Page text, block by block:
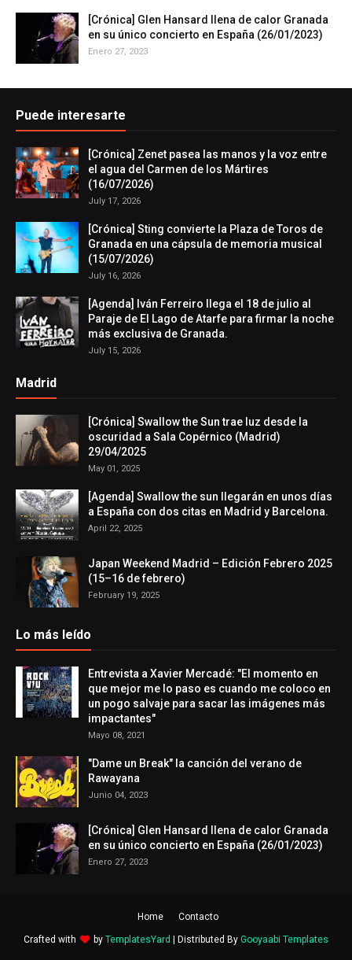
[Crónica] Glen Hansard llena de calor Granada
en su único concierto en España (26/01/2023)
Enero 27, 2023
Puede interesarte
[Crónica] Zenet pasea las manos y la voz entre
el agua del Carmen de los Mártires
(16/07/2026)
July 17, 2026
[Crónica] Sting convierte la Plaza de Toros de
Granada en una cápsula de memoria musical
(15/07/2026)
July 16, 2026
[Agenda] Iván Ferreiro llega el 18 de julio al
Paraje de El Lago de Atarfe para firmar la noche
más exclusiva de Granada.
July 15, 2026
Madrid
[Crónica] Swallow the Sun trae luz desde la
oscuridad a Sala Copérnico (Madrid)
29/04/2025
May 01, 2025
[Agenda] Swallow the sun llegarán en unos días
a España con dos citas en Madrid y Barcelona.
April 22, 2025
Japan Weekend Madrid – Edición Febrero 2025
(15–16 de febrero)
February 19, 2025
Lo más leído
Entrevista a Xavier Mercadé: "El momento en
que mejor me lo paso es cuando me coloco en
un pogo salvaje para sacar las imágenes más
impactantes"
Mayo 08, 2021
"Dame un Break" la canción del verano de
Rawayana
Junio 04, 2023
[Crónica] Glen Hansard llena de calor Granada
en su único concierto en España (26/01/2023)
Enero 27, 2023
Home Contacto
Crafted with by TemplatesYard | Distributed By Gooyaabi Templates